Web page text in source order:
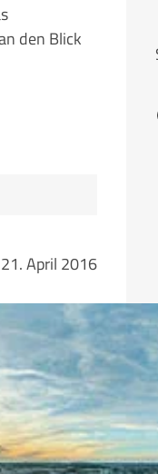
den Blick
21. April 2016